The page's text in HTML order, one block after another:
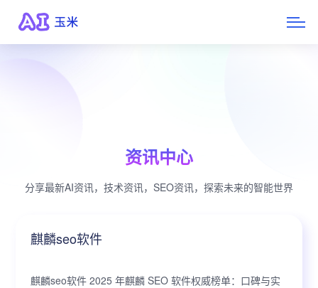
资讯中心
分享最新AI资讯，技术资讯，SEO资讯，探索未来的智能世界
麒麟seo软件
麒麟seo软件 2025 年麒麟 SEO 软件权威榜单：口碑与实